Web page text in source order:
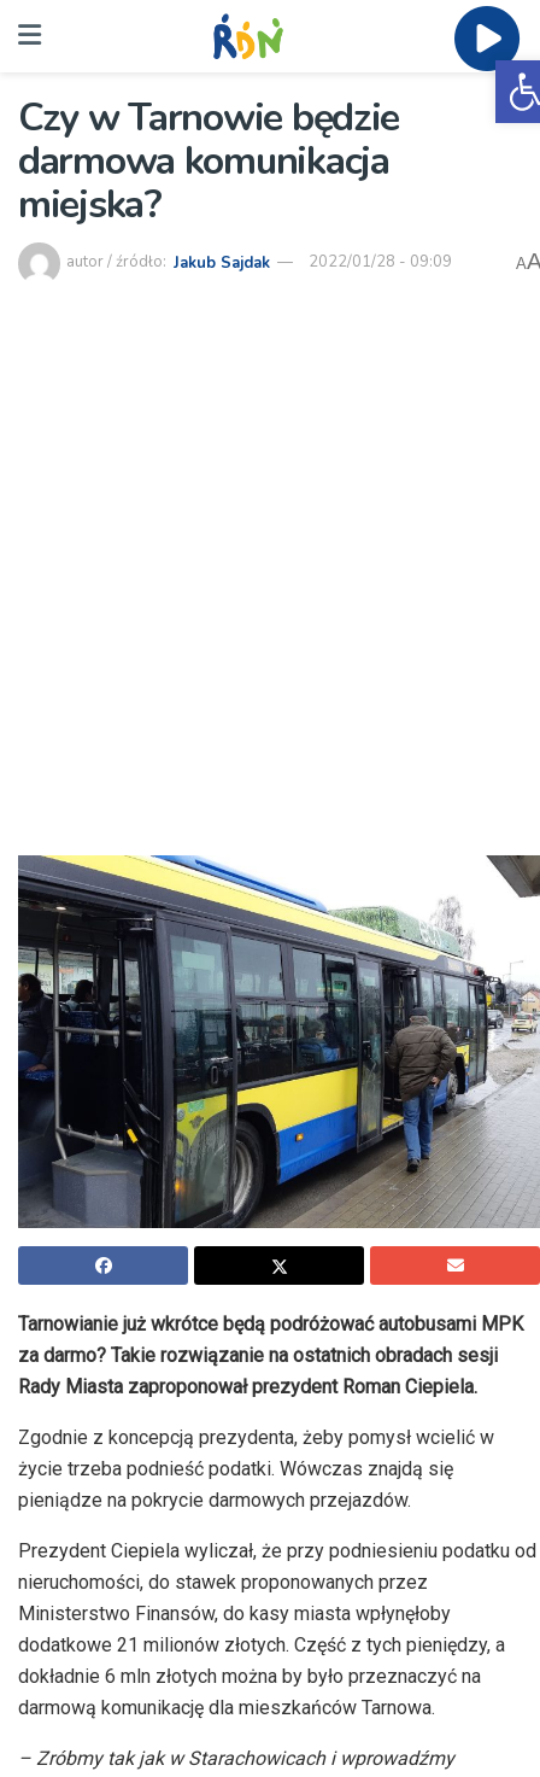
Czy w Tarnowie będzie
darmowa komunikacja
miejska?
autor / źródło: Jakub Sajdak 2022/01/28 - 09:09 A
Tarnowianie już wkrótce będą podróżować autobusami MPK
za darmo? Takie rozwiązanie na ostatnich obradach sesji
Rady Miasta zaproponował prezydent Roman Ciepiela.
Zgodnie z koncepcją prezydenta, żeby pomysł wcielić w
życie trzeba podnieść podatki. Wówczas znajdą się
pieniądze na pokrycie darmowych przejazdów.
Prezydent Ciepiela wyliczał, że przy podniesieniu podatku od
nieruchomości, do stawek proponowanych przez
Ministerstwo Finansów, do kasy miasta wpłynęłoby
dodatkowe 21 milionów złotych. Część z tych pieniędzy, a
dokładnie 6 mln złotych można by było przeznaczyć na
darmową komunikację dla mieszkańców Tarnowa.
– Zróbmy tak jak w Starachowicach i wprowadźmy